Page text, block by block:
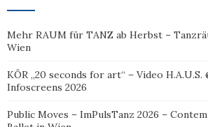
Mehr RAUM für TANZ ab Herbst –
Wien
KÖR „20 seconds for art“ – Video H.A.U.S.
Infoscreens 2026
Public Moves – ImPulsTanz 2026 –